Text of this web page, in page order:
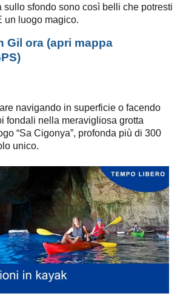
sullo sfondo sono così belli che potresti
un luogo magico.
Gil ora (apri mappa
)
navigando in superficie o facendo
fondali nella meravigliosa grotta
“Sa Cigonya”, profonda più di 300
unico.